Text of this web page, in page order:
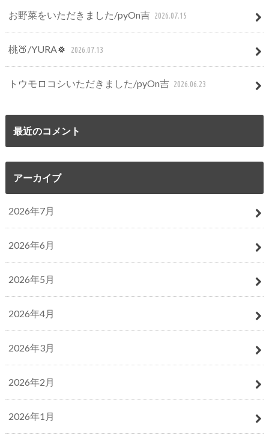
お野菜をいただきました/pyOn吉 2026.07.15
桃🍑/YURA🍀 2026.07.13
トウモロコシいただきました/pyOn吉 2026.06.23
最近のコメント
アーカイブ
2026年7月
2026年6月
2026年5月
2026年4月
2026年3月
2026年2月
2026年1月